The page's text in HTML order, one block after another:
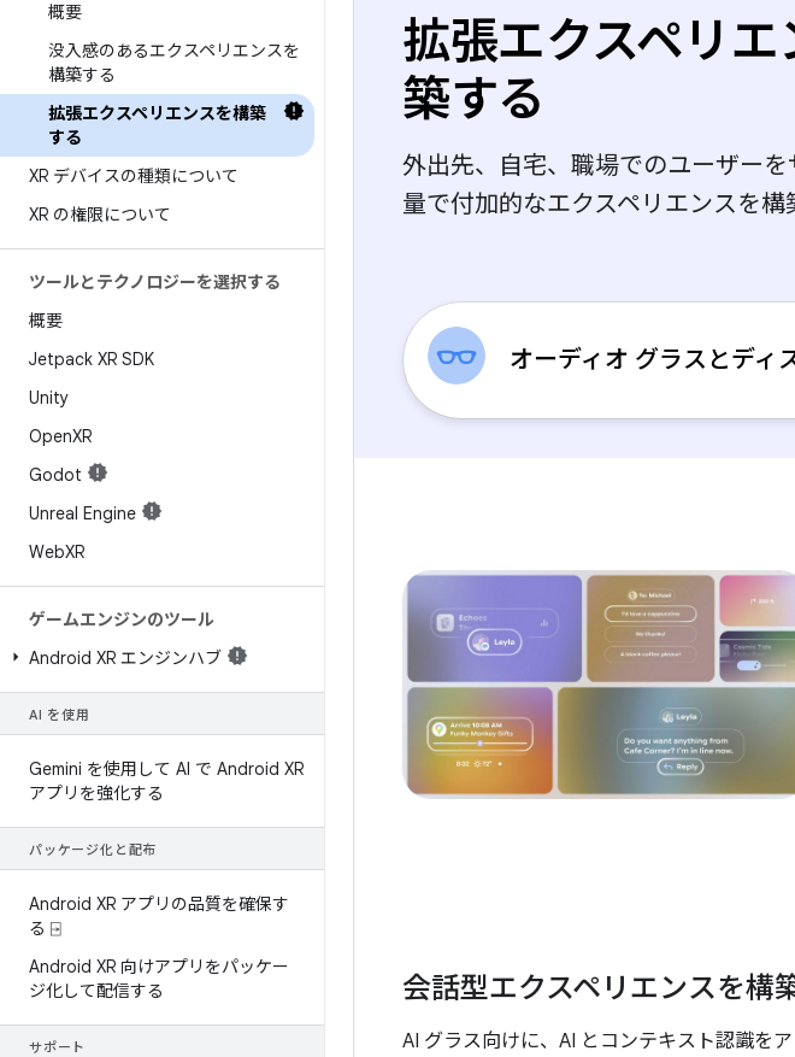
概要
没入感のあるエクスペリエンスを
構築する
拡張エクスペリエンスを構築
する
XR デバイスの種類について
XR の権限について
ツールとテクノロジーを選択する
概要
Jetpack XR SDK
Unity
OpenXR
Godot
Unreal Engine
WebXR
ゲームエンジンのツール
Android XR エンジンハブ
AI を使用
Gemini を使用して AI で Android XR
アプリを強化する
パッケージ化と配布
Android XR アプリの品質を確保す
る ⍈
Android XR 向けアプリをパッケー
ジ化して配信する
サポート
拡張エクスペリエ
築する
外出先、自宅、職場でのユーザー
量で付加的なエクスペリエンスを構
オーディオ グラスとディ
会話型エクスペリエンスを構
AI グラス向けに、AI とコンテキスト認識を